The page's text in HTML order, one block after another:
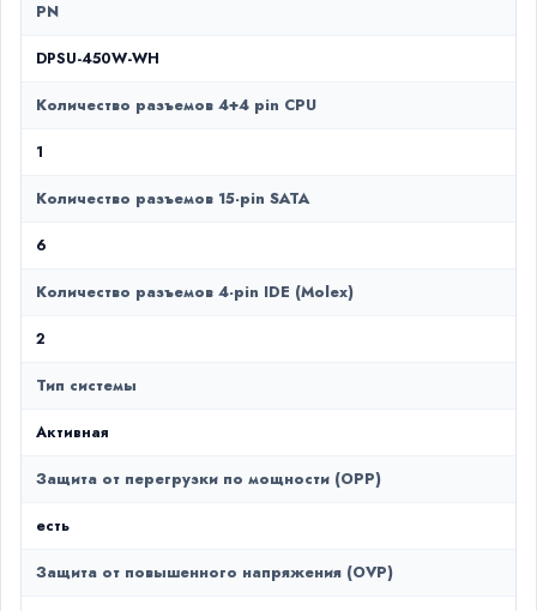
PN
DPSU-450W-WH
Количество разъемов 4+4 pin CPU
1
Количество разъемов 15-pin SATA
6
Количество разъемов 4-pin IDE (Molex)
2
Тип системы
Активная
Защита от перегрузки по мощности (OPP)
есть
Защита от повышенного напряжения (OVP)